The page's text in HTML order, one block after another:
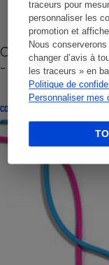
traceurs pour
personnaliser les
promotion et
Nous
changer d’avis à
les traceurs » en
Politique de
Personnaliser mes
Cafetière à
- Premières
CONSEILS